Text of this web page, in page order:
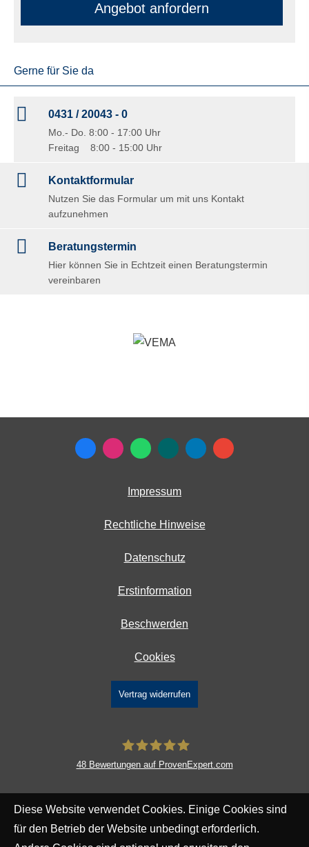
An­ge­bot an­for­dern
Gerne für Sie da
0431 / 20043 - 0
Mo.- Do. 8:00 - 17:00 Uhr
Freitag 8:00 - 15:00 Uhr
Kontaktformular
Nutzen Sie das Formular um mit uns Kontakt
aufzunehmen
Beratungstermin
Hier können Sie in Echtzeit einen Beratungstermin
vereinbaren
Impressum
Rechtliche Hinweise
Datenschutz
Erstinformation
Beschwerden
Cookies
Vertrag widerrufen
48Bewertungen auf ProvenExpert.com
Diese Website verwendet Cookies. Einige Cookies sind
für den Betrieb der Website unbedingt erforderlich.